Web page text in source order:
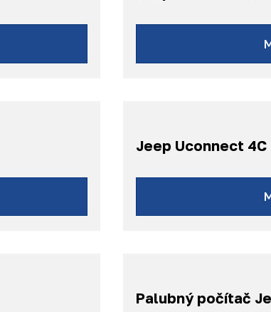
Jeep Uconnect 4C
Grand
Palubný počítač